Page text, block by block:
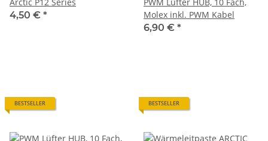
4,50 € *
Molex inkl. PWM Kabel
6,90 € *
BESTSELLER BESTSELLER